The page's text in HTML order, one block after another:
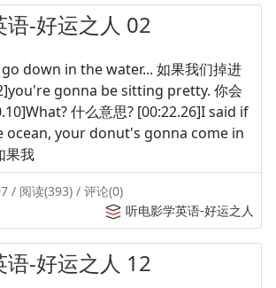
语-好运之人 02
down in the water... 如果我们掉进
gonna be sitting pretty. 你会
什么意思? [00:22.26]I said if
ocean, your donut's gonna come in
果我
/ 阅读(393) / 评论(0)
听电影学英语-好运之人
语-好运之人 12